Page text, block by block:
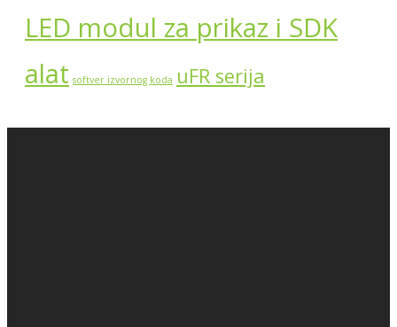
LED modul za prikaz i SDK
alat softver izvornog koda uFR serija